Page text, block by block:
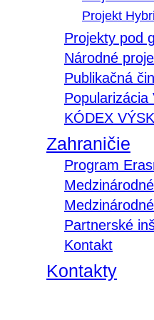
Projekt
Projekty pod
Národné
Publikačná
Popularizácia
KÓDEX
Zahraničie
Program
Partnerské
Kontakt
Kontakty